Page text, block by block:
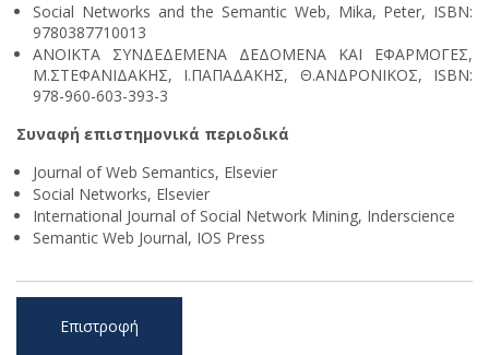
Social Networks and the Semantic Web, Mika, Peter, ISBN:
9780387710013
ΑΝΟΙΚΤΑ ΣΥΝΔΕΔΕΜΕΝΑ ΔΕΔΟΜΕΝΑ ΚΑΙ ΕΦΑΡΜΟΓΕΣ,
Μ.ΣΤΕΦΑΝΙΔΑΚΗΣ, Ι.ΠΑΠΑΔΑΚΗΣ, Θ.ΑΝΔΡΟΝΙΚΟΣ, ISBN:
978-960-603-393-3
Συναφή επιστημονικά περιοδικά
Journal of Web Semantics, Elsevier
Social Networks, Elsevier
International Journal of Social Network Mining, Inderscience
Semantic Web Journal, IOS Press
Επιστροφή